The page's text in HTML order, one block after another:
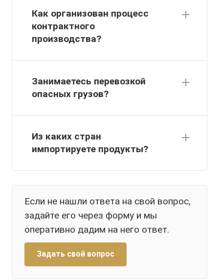
Как организован процесс
контрактного
производства?
Занимаетесь перевозкой
опасных грузов?
Из каких стран
импортируете продукты?
Если не нашли ответа на свой вопрос,
задайте его через форму и мы
оперативно дадим на него ответ.
Задать свой вопрос